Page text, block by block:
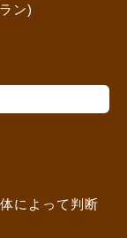
ン)
によって判断